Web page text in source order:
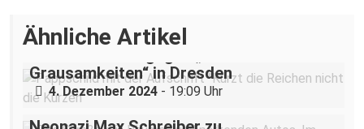
Ähnliche Artikel
„Teilhabe ist nicht verhandelbar“–
Grausamkeiten“ in Dresden
4. Dezember 2024 - 19:09 Uhr